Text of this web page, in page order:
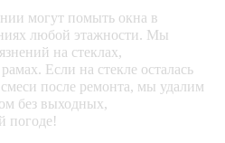
могут помыть окна в
любой этажности. Мы
на стеклах,
Если на стекле осталась
после ремонта, мы удалим
без выходных,
погоде!